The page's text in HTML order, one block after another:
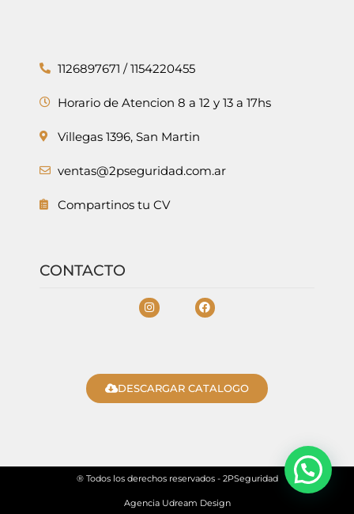
1126897671 / 1154220455
Horario de Atencion 8 a 12 y 13 a 17hs
Villegas 1396, San Martin
ventas@2pseguridad.com.ar
Compartinos tu CV
CONTACTO
DESCARGAR CATALOGO
® Todos los derechos reservados - 2PSeguridad
Agencia Udream Design